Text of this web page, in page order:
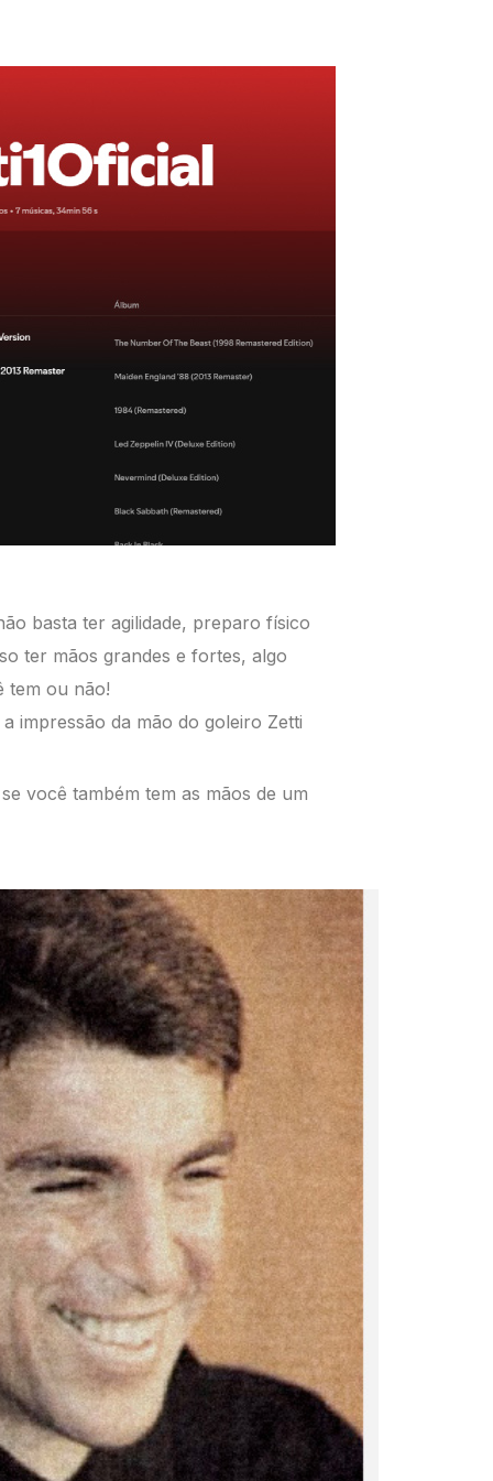
basta ter agilidade, preparo físico
ter mãos grandes e fortes, algo
tem ou não!
impressão da mão do goleiro Zetti
você também tem as mãos de um